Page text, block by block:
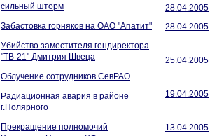
сильный шторм
Забастовка горняков на ОАО "Апатит"
Убийство заместителя гендиректора
"ТВ-21" Дмитрия Швеца
Облучение сотрудников СевРАО
Радиационная авария в районе
г.Полярного
Прекращение полномочий
28.04.2005
28.04.2005
25.04.2005
19.04.2005
13.04.2005